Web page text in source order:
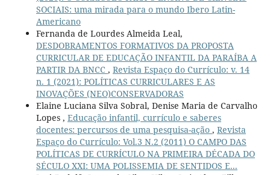
SOCIAIS: uma mirada para o mundo Ibero Latin-
Americano
Fernanda de Lourdes Almeida Leal,
DESDOBRAMENTOS FORMATIVOS DA PROPOSTA
CURRICULAR DE EDUCAÇÃO INFANTIL DA PARAÍBA A
PARTIR DA BNCC , Revista Espaço do Currículo: v. 14
n. 1 (2021): POLÍTICAS CURRICULARES E AS
INOVAÇÕES (NEO)CONSERVADORAS
Elaine Luciana Silva Sobral, Denise Maria de Carvalho
Lopes , Educação infantil, currículo e saberes
docentes: percursos de uma pesquisa-ação , Revista
Espaço do Currículo: Vol.3 N.2 (2011) O CAMPO DAS
POLÍTICAS DE CURRÍCULO NA PRIMEIRA DÉCADA DO
SÉCULO XXI: UMA POLISSEMIA DE SENTIDOS E...